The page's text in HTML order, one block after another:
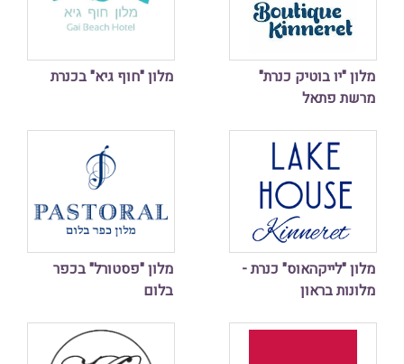
מלון "חוף גיא" בכנרת
מלון "יו בוטיק כנרת"
מרשת פתאל
מלון "פסטורל" בכפר
בלום
מלון "לייקהאוס" כנרת -
מלונות בראון